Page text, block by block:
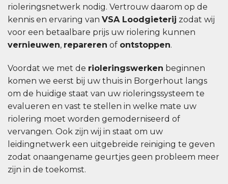
rioleringsnetwerk nodig. Vertrouw daarom op de
kennis en ervaring van VSA Loodgieterij zodat wij
voor een betaalbare prijs uw riolering kunnen
vernieuwen, repareren of ontstoppen.
Voordat we met de rioleringswerken beginnen
komen we eerst bij uw thuis in Borgerhout langs
om de huidige staat van uw rioleringssysteem te
evalueren en vast te stellen in welke mate uw
riolering moet worden gemoderniseerd of
vervangen. Ook zijn wij in staat om uw
leidingnetwerk een uitgebreide reiniging te geven
zodat onaangename geurtjes geen probleem meer
zijn in de toekomst.